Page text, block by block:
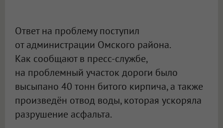
Ответ на проблему поступил
от администрации Омского района.
Как сообщают в пресс-службе,
на проблемный участок дороги было
высыпано 40 тонн битого кирпича, а также
произведён отвод воды, которая ускоряла
разрушение асфальта.